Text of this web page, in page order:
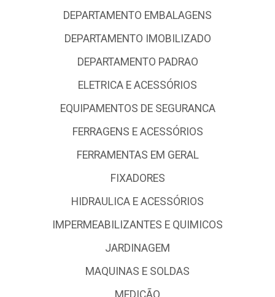
DEPARTAMENTO EMBALAGENS
DEPARTAMENTO IMOBILIZADO
DEPARTAMENTO PADRAO
ELETRICA E ACESSÓRIOS
EQUIPAMENTOS DE SEGURANCA
FERRAGENS E ACESSÓRIOS
FERRAMENTAS EM GERAL
FIXADORES
HIDRAULICA E ACESSÓRIOS
IMPERMEABILIZANTES E QUIMICOS
JARDINAGEM
MAQUINAS E SOLDAS
MEDIÇÃO